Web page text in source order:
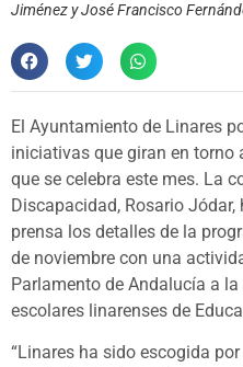
Jiménez y José Francisco
El Ayuntamiento de Linares
iniciativas que giran en
que se celebra este mes. La
Discapacidad, Rosario
prensa los detalles de la
de noviembre con una
Parlamento de Andalucía a
escolares linarenses de
“Linares ha sido escogida